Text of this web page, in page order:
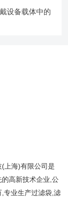
设备载体中的
上海)有限公司是
高新技术企业,公
专业生产过滤袋,滤